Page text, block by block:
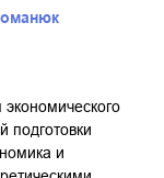
подготовки
и